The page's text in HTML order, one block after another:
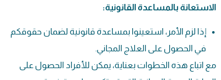
الاستعانة بالمساعدة القانونية:
إذا لزم الأمر، استعينوا بمساعدة قانونية لضمان حقوقكم
في الحصول على العلاج المجاني.
مع اتباع هذه الخطوات بعناية، يمكن للأفراد الحصول على